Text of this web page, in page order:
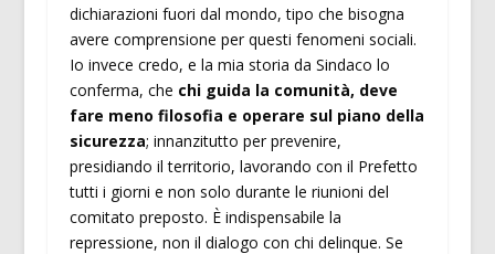
dichiarazioni fuori dal mondo, tipo che bisogna
avere comprensione per questi fenomeni sociali.
Io invece credo, e la mia storia da Sindaco lo
conferma, che chi guida la comunità, deve
fare meno filosofia e operare sul piano della
sicurezza; innanzitutto per prevenire,
presidiando il territorio, lavorando con il Prefetto
tutti i giorni e non solo durante le riunioni del
comitato preposto. È indispensabile la
repressione, non il dialogo con chi delinque. Se